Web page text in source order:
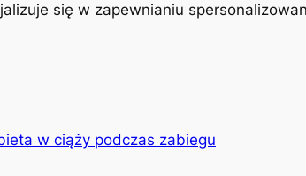
się w zapewnianiu